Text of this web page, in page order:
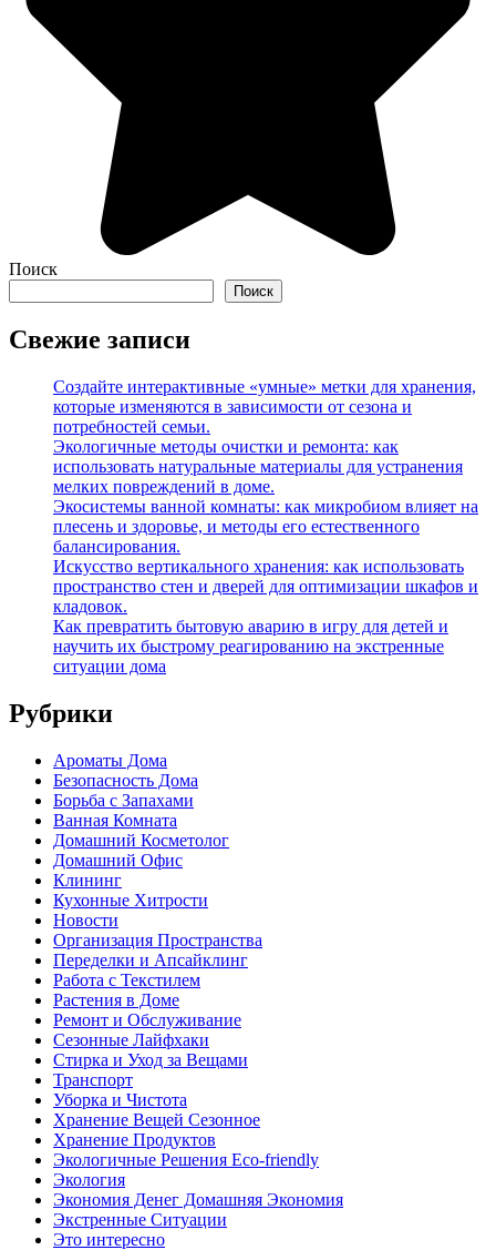
Поиск
Поиск
Свежие записи
Создайте интерактивные «умные» метки для хранения,
которые изменяются в зависимости от сезона и
потребностей семьи.
Экологичные методы очистки и ремонта: как
использовать натуральные материалы для устранения
мелких повреждений в доме.
Экосистемы ванной комнаты: как микробиом влияет на
плесень и здоровье, и методы его естественного
балансирования.
Искусство вертикального хранения: как использовать
пространство стен и дверей для оптимизации шкафов и
кладовок.
Как превратить бытовую аварию в игру для детей и
научить их быстрому реагированию на экстренные
ситуации дома
Рубрики
Ароматы Дома
Безопасность Дома
Борьба с Запахами
Ванная Комната
Домашний Косметолог
Домашний Офис
Клининг
Кухонные Хитрости
Новости
Организация Пространства
Переделки и Апсайклинг
Работа с Текстилем
Растения в Доме
Ремонт и Обслуживание
Сезонные Лайфхаки
Стирка и Уход за Вещами
Транспорт
Уборка и Чистота
Хранение Вещей Сезонное
Хранение Продуктов
Экологичные Решения Eco-friendly
Экология
Экономия Денег Домашняя Экономия
Экстренные Ситуации
Это интересно